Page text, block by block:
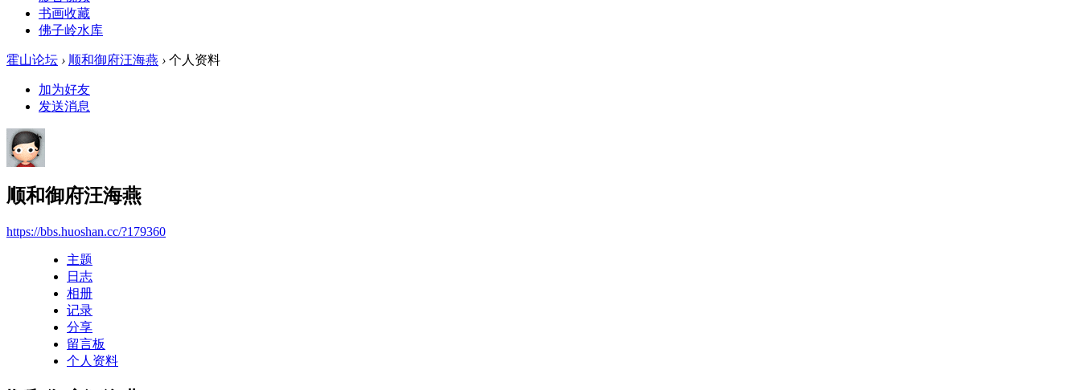
书画收藏
佛子岭水库
霍山论坛 › 顺和御府汪海燕 › 个人资料
加为好友
发送消息
顺和御府汪海燕
https://bbs.huoshan.cc/?179360
主题
日志
相册
记录
分享
留言板
个人资料